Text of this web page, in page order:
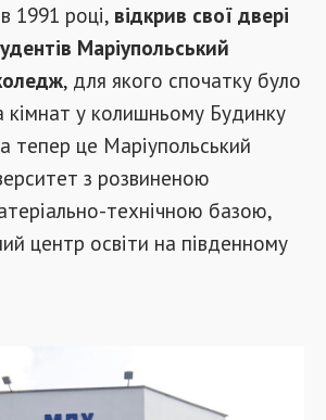
1991 році, відкрив свої двері
Маріупольський
, для якого спочатку було
кімнат у колишньому Будинку
тепер це Маріупольський
з розвиненою
технічною базою,
центр освіти на південному